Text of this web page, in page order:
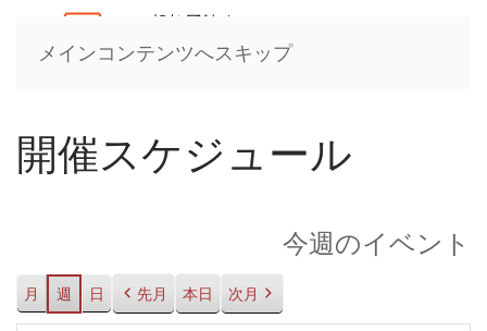
メインコンテンツへスキップ
開催スケジュール
今週のイベント
月 週 日 先月 本日 次月